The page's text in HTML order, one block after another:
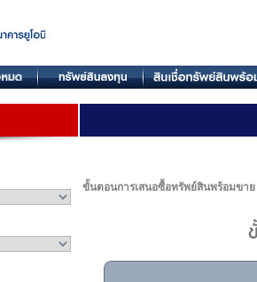
ขั้นตอนการเสนอซื้อทรัพย์สินพร้อมขาย